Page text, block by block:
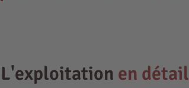
L'exploitation en détail